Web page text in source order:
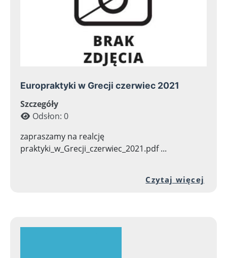
Europraktyki w Grecji czerwiec 2021
Szczegóły
Odsłon: 0
zapraszamy na realcję
praktyki_w_Grecji_czerwiec_2021.pdf ...
Czytaj więcej